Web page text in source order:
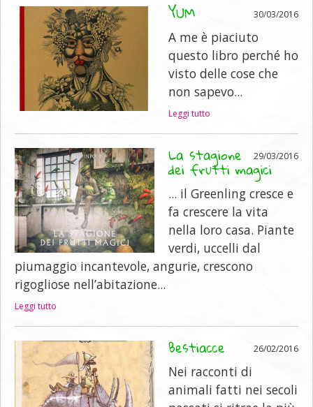
30/03/2016
YUM
A me è piaciuto
questo libro perché ho
visto delle cose che
non sapevo...
Leggi tutto
29/03/2016
La stagione
dei frutti magici
... il Greenling cresce e
fa crescere la vita
nella loro casa. Piante
verdi, uccelli dal
piumaggio incantevole, angurie, crescono
rigogliose nell’abitazione...
Leggi tutto
26/02/2016
Bestiacce
Nei racconti di
animali fatti nei secoli